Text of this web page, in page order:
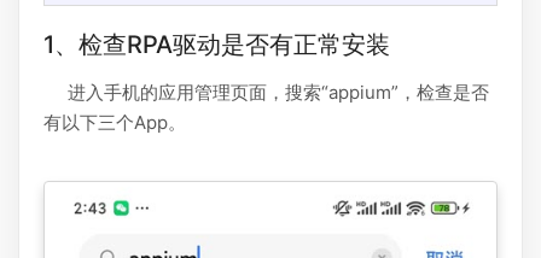
1、检查RPA驱动是否有正常安装
进入手机的应用管理页面，搜索“appium”，检查是否
有以下三个App。